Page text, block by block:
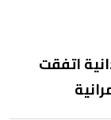
اتفقت